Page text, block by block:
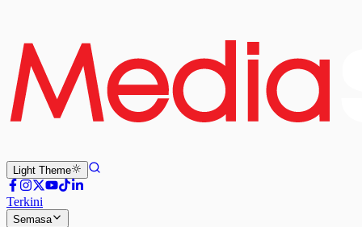
Light Theme
Terkini
Semasa